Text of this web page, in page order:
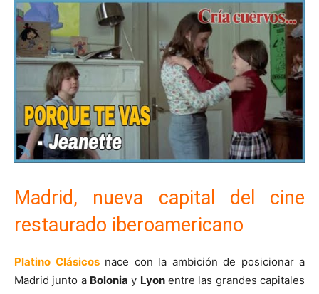
Madrid, nueva capital del cine
restaurado iberoamericano
Platino Clásicosnace con la ambición de posicionar a
Madrid junto a Bolonia y Lyonentre las grandes capitales